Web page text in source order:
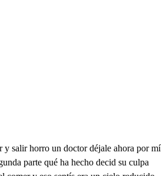
que incurre la nobleza en pensar que puede ser no digo yo que de ti no me puedo confiar pero quién puede estorbar Lo que han de pensar de mí don Antonio de Arellano te quiere hablar vete dentro celando está en tu centro vigilantísimo hermano Guárdeos el cielo él os dé don Antonio larga vida a qué es la buena venida tan tarde como yo se que en La Merced que me hacéis puedo vivir confiado siempre Don Juan os enfado y así vengo a que me deis vuestra escopeta prestada que voy mañana a tirar la que salíais llevar le di al marqués de velada pero otra os daré mejor sácame aquella escopeta de la funda de vaqueta en uno y otro favor siempre os extremáis conmigo en cosas de mayor peso os mostraré que profeso el ser verdadero amigo mas cómo decid mañana cuando el rey entra a tomar posesión vais a tirar está mi lealtad tan llana en su grandeza y poder que cuando rey no naciera como a rey le obedeciera y no importa no le ver salía en Inglaterra una fiesta el sacramento con mucho acompañamiento y a un español en tu tierra dijo un inglés no le he visto salir tan acompañado y el español enojado le respondió Jesucristo tiene allá muchos amigos y poco le importaría el salir sin compañía donde no tiene enemigos y así donde todos son en que el rey goce y posea no importa que nadie vea que toma la posesión lindamente habéis dorado la culpa de ir a cazar cuando entra el rey a mostrar que es rey siempre lo ha mostrado llevadla seguramente que es alemán el cañón y la llave de Simón no traéis ningún criado con vos no que yo imagino que me perdió en el camino llévala tú sobornado de un diamante que no haré que queréis más que os dé Dios salud y él vaya con vos hase ido ya se fue qué quería una escopeta para irse a caza mañana luego tendremos ventana notablemente te inquieta cualquiera ocasión festiva en esta vida don Juan unos vienen y otros van cuando mi edad se aperciba a mayores desengaños podrá llorar lo que no ignora mi juventud pero ahora d